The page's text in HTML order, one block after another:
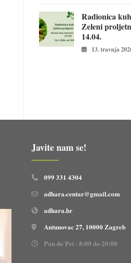
Radionica
Zeleni
14.04.
13. travnja
Javite nam se!
099 331 4304
adhara.centar@gmail.com
adhara.hr
Antunovac 27, 10000 Zagreb
Pon do Pet - 8:00 do 20:00